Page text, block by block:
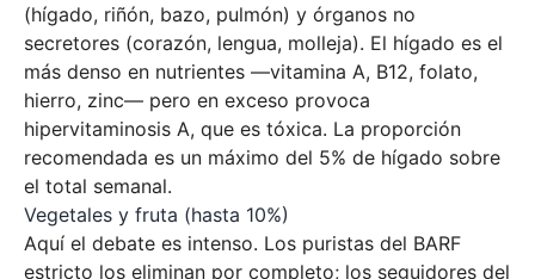
(hígado, riñón, bazo, pulmón) y órganos no
secretores (corazón, lengua, molleja). El hígado es el
más denso en nutrientes —vitamina A, B12, folato,
hierro, zinc— pero en exceso provoca
hipervitaminosis A, que es tóxica. La proporción
recomendada es un máximo del 5% de hígado sobre
el total semanal.
Vegetales y fruta (hasta 10%)
Aquí el debate es intenso. Los puristas del BARF
estricto los eliminan por completo; los seguidores del